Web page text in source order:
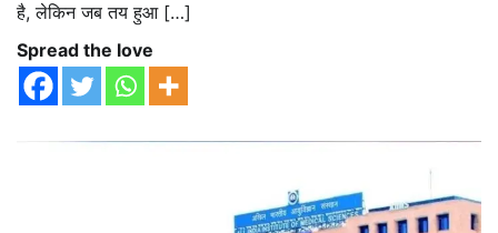
है, लेकिन जब तय हुआ […]
Spread the love